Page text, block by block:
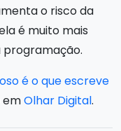
o risco da
é muito mais
programação.
é o que escreve
emOlhar Digital.